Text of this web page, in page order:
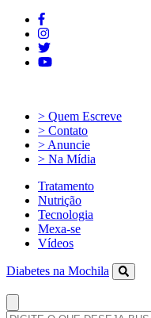
> Quem Escreve
> Contato
> Anuncie
> Na Mídia
Tratamento
Nutrição
Tecnologia
Mexa-se
Vídeos
Diabetes na Mochila